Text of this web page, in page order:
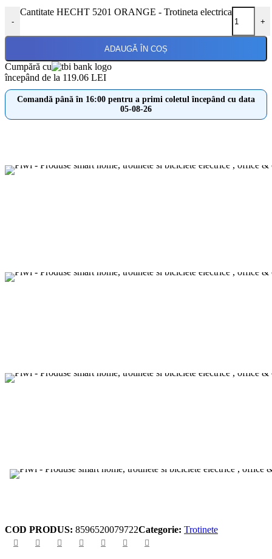
-
Cantitate HECHT 5201 ORANGE - Trotineta electrica
+
ADAUGĂ ÎN COȘ
Cumpără cu
începând de la 119.06 LEI
Comandă până în 16:00 pentru a primi coletul începând cu data
05-08-26
COD PRODUS: 8596520079722Categorie: Trotinete